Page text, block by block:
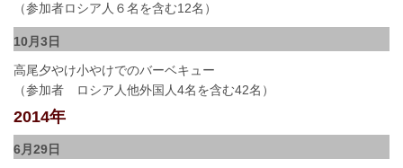
（参加者ロシア人６名を含む12名）
10月3日
高尾夕やけ小やけでのバーベキュー
（参加者 ロシア人他外国人4名を含む42名）
2014年
6月29日